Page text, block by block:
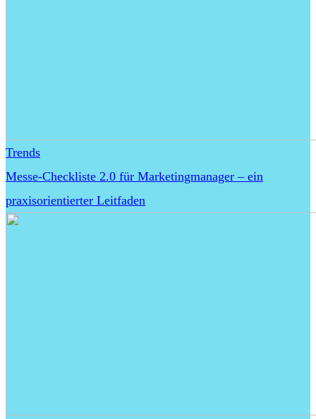
Trends
Messe-Checkliste 2.0 für Marketingmanager – ein
praxisorientierter Leitfaden